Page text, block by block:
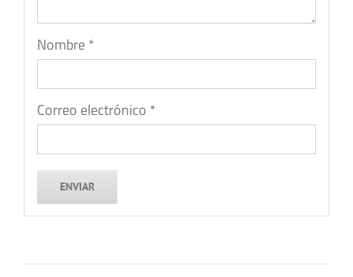
Nombre*
Correo electrónico *